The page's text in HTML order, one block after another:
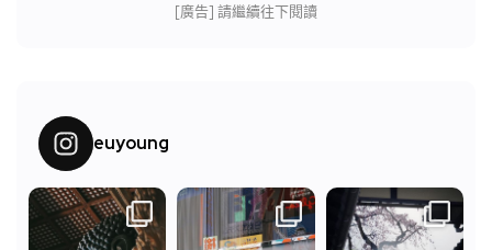
[廣告] 請繼續往下閱讀
euyoung